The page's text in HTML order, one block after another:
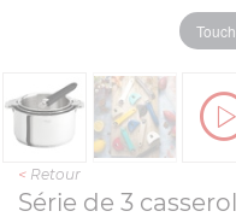
< Retour
Série de 3